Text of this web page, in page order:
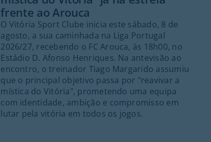
frente ao Arouca
O Vitória Sport Clube inicia este sábado, 8 de
agosto, a sua caminhada na Liga Portugal
2026/27, recebendo o FC Arouca, às 18h00, no
Estádio D. Afonso Henriques. Na antevisão ao
encontro, o treinador Tiago Margarido assumiu
que o principal objetivo passa por "reavivar a
mística do Vitória", prometendo uma equipa
com identidade, ambição e compromisso em
lutar pela vitória em todos os jogos.